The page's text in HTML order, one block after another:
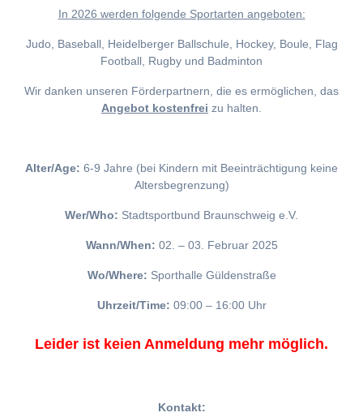
In 2026 werden folgende Sportarten angeboten:
Judo, Baseball, Heidelberger Ballschule, Hockey, Boule, Flag
Football, Rugby und Badminton
Wir danken unseren Förderpartnern, die es ermöglichen, das
Angebot kostenfrei zu halten.
Alter/Age: 6-9 Jahre (bei Kindern mit Beeinträchtigung keine
Altersbegrenzung)
Wer/Who: Stadtsportbund Braunschweig e.V.
Wann/When: 02. – 03. Februar 2025
Wo/Where: Sporthalle Güldenstraße
Uhrzeit/Time: 09:00 – 16:00 Uhr
Leider ist keien Anmeldung mehr möglich.
Kontakt: